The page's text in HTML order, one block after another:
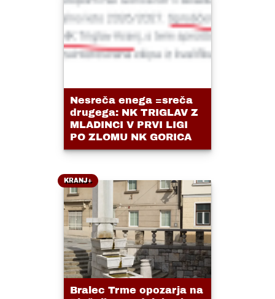
Nesreča enega =sreča
drugega: NK TRIGLAV Z
MLADINCI V PRVI LIGI
PO ZLOMU NK GORICA
KRANJ+
Bralec Trme opozarja na